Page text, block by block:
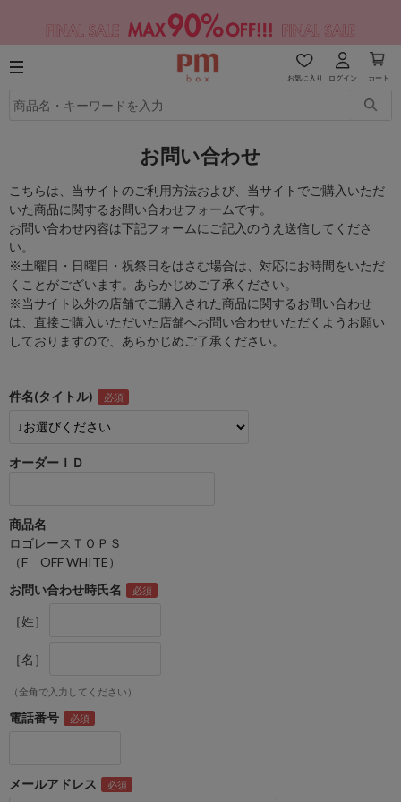
お気に入り ログイン カート
お問い合わせ
こちらは、当サイトのご利用方法および、当サイトでご購入いただ
いた商品に関するお問い合わせフォームです。
お問い合わせ内容は下記フォームにご記入のうえ送信してくださ
い。
※土曜日・日曜日・祝祭日をはさむ場合は、対応にお時間をいただ
くことがございます。あらかじめご了承ください。
※当サイト以外の店舗でご購入された商品に関するお問い合わせ
は、直接ご購入いただいた店舗へお問い合わせいただくようお願い
しておりますので、あらかじめご了承ください。
件名(タイトル)
オーダーＩＤ
商品名
ロゴレースＴＯＰＳ
（F OFF WHITE）
お問い合わせ時氏名
［姓］
［名］
（全角で入力してください）
電話番号
メールアドレス